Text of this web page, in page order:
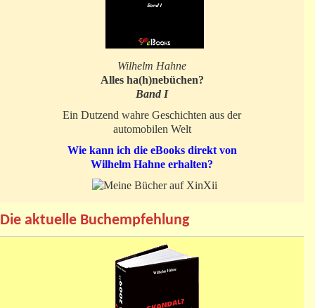
Wilhelm Hahne
Alles ha(h)nebüchen?
Band I
Ein Dutzend wahre Geschichten aus der
automobilen Welt
Wie kann ich die eBooks direkt von
Wilhelm Hahne erhalten?
Die aktuelle Buchempfehlung